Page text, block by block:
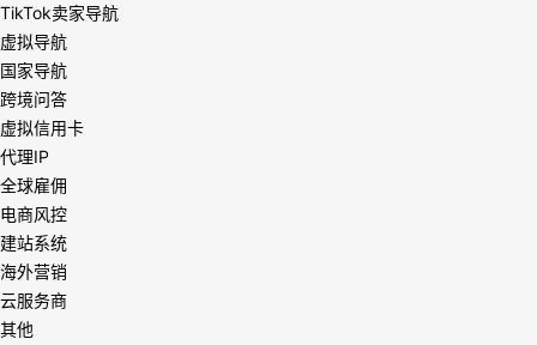
TikTok卖家导航
虚拟导航
国家导航
跨境问答
虚拟信用卡
代理IP
全球雇佣
电商风控
建站系统
海外营销
云服务商
其他